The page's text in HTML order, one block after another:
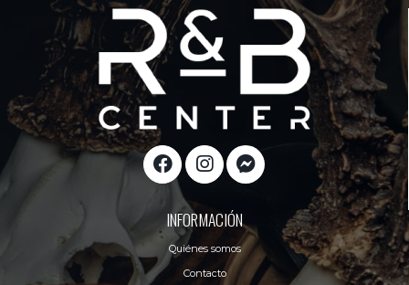
INFORMACIÓN
Quiénes somos
Contacto